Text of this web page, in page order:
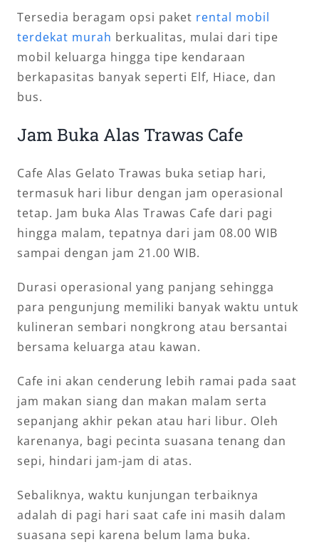
Tersedia beragam opsi paket rental mobil
terdekat murah berkualitas, mulai dari tipe
mobil keluarga hingga tipe kendaraan
berkapasitas banyak seperti Elf, Hiace, dan
bus.
Jam Buka Alas Trawas Cafe
Cafe Alas Gelato Trawas buka setiap hari,
termasuk hari libur dengan jam operasional
tetap. Jam buka Alas Trawas Cafe dari pagi
hingga malam, tepatnya dari jam 08.00 WIB
sampai dengan jam 21.00 WIB.
Durasi operasional yang panjang sehingga
para pengunjung memiliki banyak waktu untuk
kulineran sembari nongkrong atau bersantai
bersama keluarga atau kawan.
Cafe ini akan cenderung lebih ramai pada saat
jam makan siang dan makan malam serta
sepanjang akhir pekan atau hari libur. Oleh
karenanya, bagi pecinta suasana tenang dan
sepi, hindari jam-jam di atas.
Sebaliknya, waktu kunjungan terbaiknya
adalah di pagi hari saat cafe ini masih dalam
suasana sepi karena belum lama buka.